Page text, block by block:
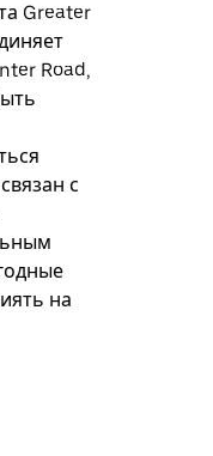
Greater
Road,
с
на